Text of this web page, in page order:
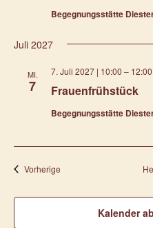
Begegnungsstätte
Juli 2027
MI.
7 Frauenfrühstück
7. Juli 2027 | 10:00 – 12:00
Begegnungsstätte
Vorherige
Kalender